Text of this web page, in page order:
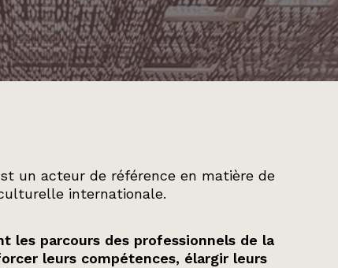
un acteur de référence en matière de
internationale.
les parcours des professionnels de la
leurs compétences, élargir leurs